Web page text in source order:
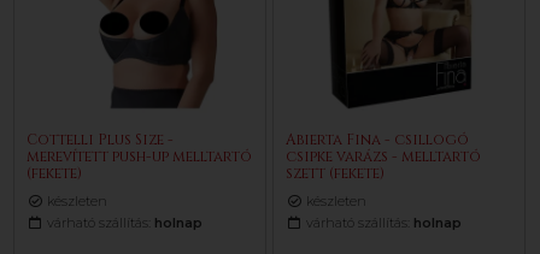
Cottelli Plus Size -
merevített push-up melltartó
(fekete)
készleten
várható szállítás: holnap
Abierta Fina - csillogó
csipke varázs - melltartó
szett (fekete)
készleten
várható szállítás: holnap